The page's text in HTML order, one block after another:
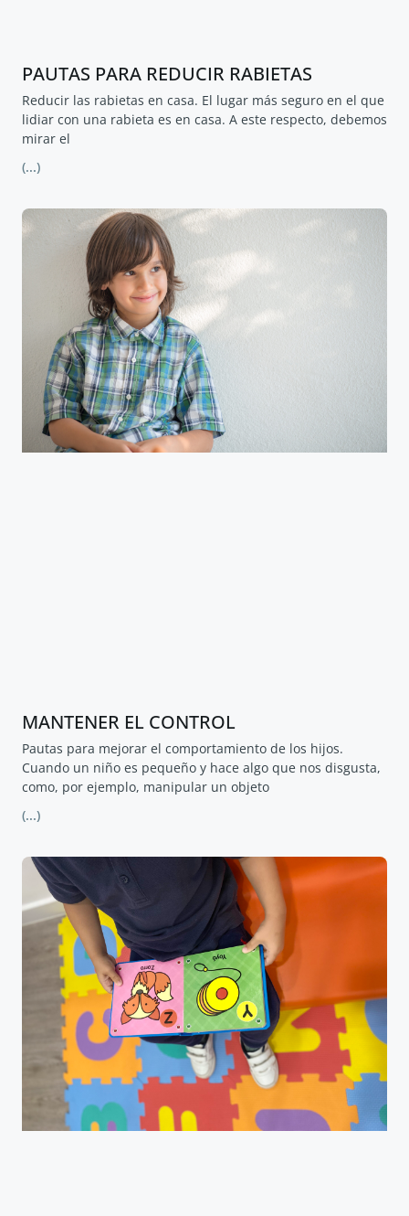
PAUTAS PARA REDUCIR RABIETAS
Reducir las rabietas en casa. El lugar más seguro en el que
lidiar con una rabieta es en casa. A este respecto, debemos
mirar el
(...)
MANTENER EL CONTROL
Pautas para mejorar el comportamiento de los hijos.
Cuando un niño es pequeño y hace algo que nos disgusta,
como, por ejemplo, manipular un objeto
(...)